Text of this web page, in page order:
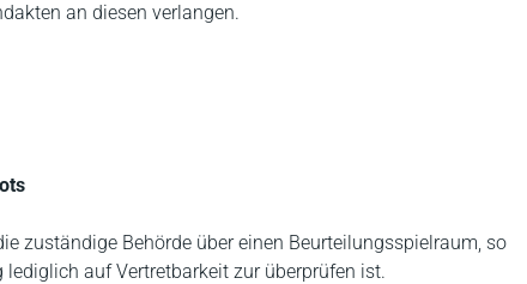
an diesen verlangen.
zuständige Behörde über einen Beurteilungsspielraum, so
auf Vertretbarkeit zur überprüfen ist.